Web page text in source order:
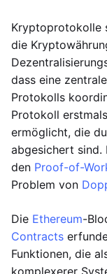
Kryptoprotokolle
die
dass eine
Protokolls
Protokoll
ermöglicht, die
abgesichert sind.
den Proof-of-
Problem von
Die Ethereum-
Contracts
Funktionen, die
komplexerer